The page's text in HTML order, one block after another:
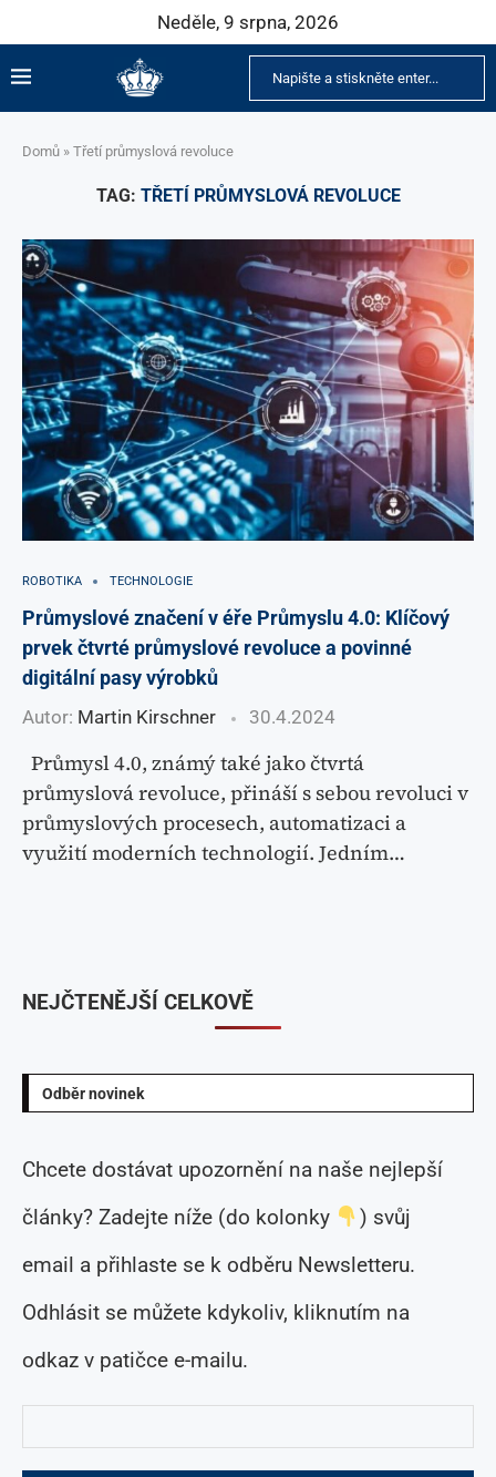
Neděle, 9 srpna, 2026
Domů » Třetí průmyslová revoluce
TAG: TŘETÍ PRŮMYSLOVÁ REVOLUCE
ROBOTIKA TECHNOLOGIE
Průmyslové značení v éře Průmyslu 4.0: Klíčový
prvek čtvrté průmyslové revoluce a povinné
digitální pasy výrobků
Autor: Martin Kirschner 30.4.2024
Průmysl 4.0, známý také jako čtvrtá
průmyslová revoluce, přináší s sebou revoluci v
průmyslových procesech, automatizaci a
využití moderních technologií. Jedním…
Odběr novinek
Chcete dostávat upozornění na naše nejlepší
články? Zadejte níže (do kolonky
) svůj
email a přihlaste se k odběru Newsletteru.
Odhlásit se můžete kdykoliv, kliknutím na
odkaz v patičce e-mailu.
NEJČTENĚJŠÍ CELKOVĚ